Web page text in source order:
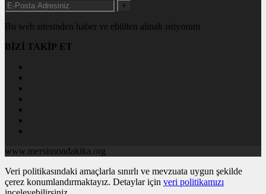
+
Bu web sitesinden haber ve ebülten almak istiyorum
BİZİ TAKİP ET
www.mersinsondakika.org
Veri politikasındaki amaçlarla sınırlı ve mevzuata uygun şekilde
çerez konumlandırmaktayız. Detaylar için veri politikamızı